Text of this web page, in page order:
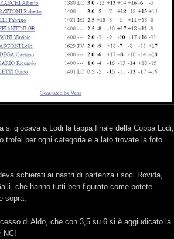
si giocava a Lodi la tappa finale della Coppa Lodi,
trofei per ogni categoria e a lato trovate la foto
schierati ai nastri di partenza i soci Rovida,
che hanno tutti ben figurato come potete
sopra.
di Aldo, che con 3,5 su 6 si è aggiudicato la
NC!